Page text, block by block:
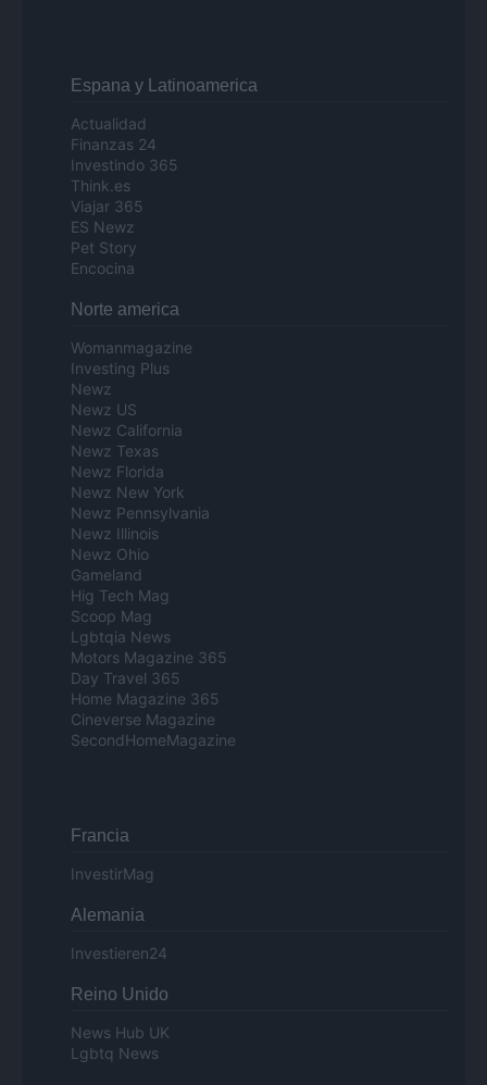
Espana y Latinoamerica
Actualidad
Finanzas 24
Investindo 365
Think.es
Viajar 365
ES Newz
Pet Story
Encocina
Norte america
Womanmagazine
Investing Plus
Newz
Newz US
Newz California
Newz Texas
Newz Florida
Newz New York
Newz Pennsylvania
Newz Illinois
Newz Ohio
Gameland
Hig Tech Mag
Scoop Mag
Lgbtqia News
Motors Magazine 365
Day Travel 365
Home Magazine 365
Cineverse Magazine
SecondHomeMagazine
Francia
InvestirMag
Alemania
Investieren24
Reino Unido
News Hub UK
Lgbtq News